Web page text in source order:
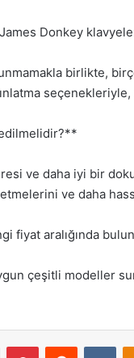
Donkey
birlikte,
ve daha iyi bir
ve daha
fiyat aralığında
çeşitli modeller
Tumblr PinterestReddit